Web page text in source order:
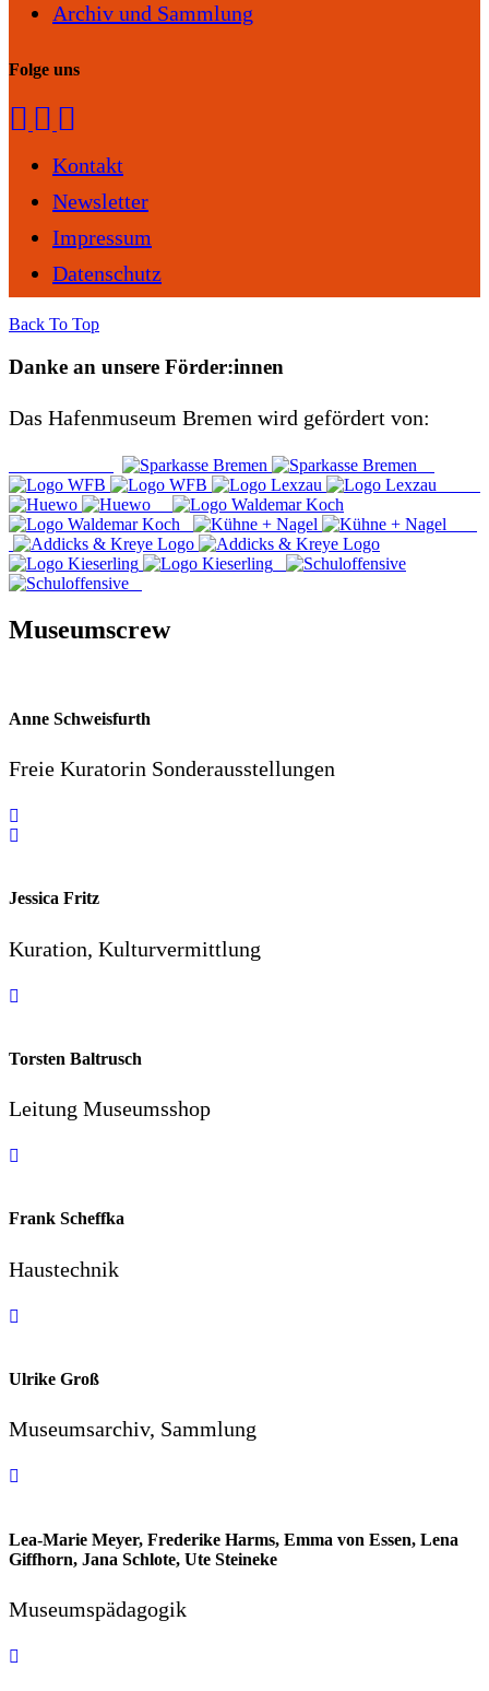
Archiv und Sammlung
Folge uns
Kontakt
Newsletter
Impressum
Datenschutz
Back To Top
Danke an unsere Förder:innen
Das Hafenmuseum Bremen wird gefördert von:
Museumscrew
Anne Schweisfurth
Freie Kuratorin Sonderausstellungen
Jessica Fritz
Kuration, Kulturvermittlung
Torsten Baltrusch
Leitung Museumsshop
Frank Scheffka
Haustechnik
Ulrike Groß
Museumsarchiv, Sammlung
Lea-Marie Meyer, Frederike Harms, Emma von Essen, Lena
Giffhorn, Jana Schlote, Ute Steineke
Museumspädagogik